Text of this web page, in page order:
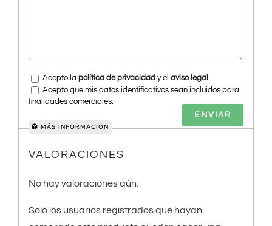
Acepto la política de privacidad y el aviso legal
Acepto que mis datos identificativos sean incluidos para
finalidades comerciales.
MÁS INFORMACIÓN
VALORACIONES
No hay valoraciones aún.
Solo los usuarios registrados que hayan